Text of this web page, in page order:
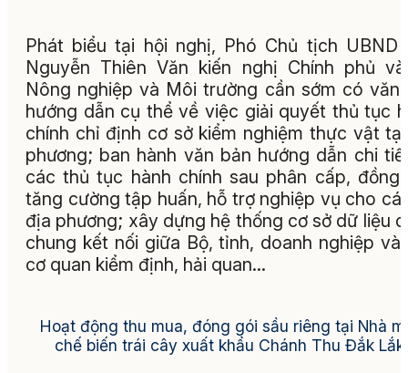
Phát biểu tại hội nghị, Phó Chủ tịch UBND
Nguyễn Thiên Văn kiến nghị Chính phủ
Nông nghiệp và Môi trường cần sớm có văn
hướng dẫn cụ thể về việc giải quyết thủ tục
chính chỉ định cơ sở kiểm nghiệm thực vật
phương; ban hành văn bản hướng dẫn chi
các thủ tục hành chính sau phân cấp, đồng
tăng cường tập huấn, hỗ trợ nghiệp vụ cho
địa phương; xây dựng hệ thống cơ sở dữ liệu
chung kết nối giữa Bộ, tỉnh, doanh nghiệp và
cơ quan kiểm định, hải quan…
Hoạt động thu mua, đóng gói sầu riêng tại Nhà
chế biến trái cây xuất khẩu Chánh Thu Đắk Lắk.